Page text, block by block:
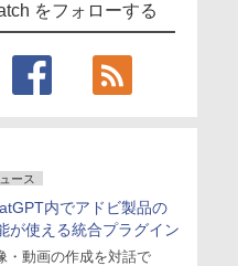
をフォローする
ース
内でアドビ製品の
が使える統合プラグイン
・動画の作成を対話で